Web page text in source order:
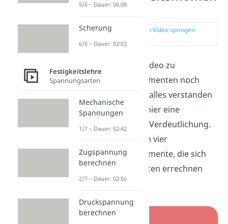
ts
zur Stelle im Video springen
Falls du nach dem Video zu
Flächenträgheitsmomenten noch
unsicher bist, ob du alles verstanden
hast, zeigen wir dir hier eine
Beispielaufgabe zur Verdeutlichung.
Wir unterscheiden in vier
Flächenträgheitsmomente, die sich
auf verschiedene Arten errechnen
lassen.
5/6 – Dauer: 06:08
Scherung
6/6 – Dauer: 02:03
Festigkeitslehre
Spannungsarten
Mechanische
Spannungen
1/7 – Dauer: 02:42
Zugspannung
berechnen
2/7 – Dauer: 02:56
Druckspannung
berechnen